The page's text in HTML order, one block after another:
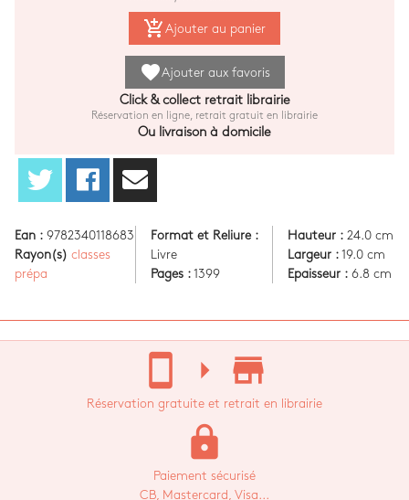
add_shopping_cart Ajouter au panier
favoriteAjouter aux favoris
Click & collect retrait librairie
Réservation en ligne, retrait gratuit en librairie
Ou livraison à domicile
Ean : 9782340118683
Rayon(s) classes
prépa
Format et Reliure :
Livre
Pages : 1399
Hauteur :24.0 cm
Largeur :19.0 cm
Epaisseur :6.8 cm
stay_current_portrait arrow_right store_mall_directory
Réservation gratuite et retrait en librairie
lock
Paiement sécurisé
CB, Mastercard, Visa...